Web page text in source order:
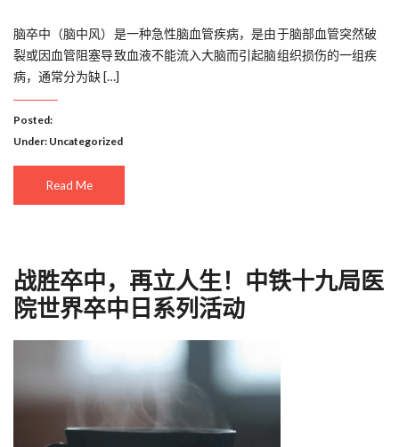
脑卒中（脑中风）是一种急性脑血管疾病，是由于脑部血管突然破
裂或因血管阻塞导致血液不能流入大脑而引起脑组织损伤的一组疾
病，通常分为缺 […]
Posted:
Under: Uncategorized
Read Me
战胜卒中，再立人生！中铁十九局医
院世界卒中日系列活动